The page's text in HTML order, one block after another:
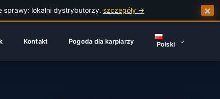
sprawy: lokalni dystrybutorzy. szczegóły → ×
Kontakt Pogoda dla karpiarzy Polski